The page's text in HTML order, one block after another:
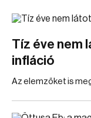
Tíz éve nem
infláció
Az elemzőket is